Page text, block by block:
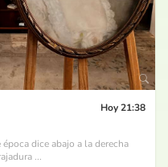
Hoy 21:38
dice abajo a la derecha
...